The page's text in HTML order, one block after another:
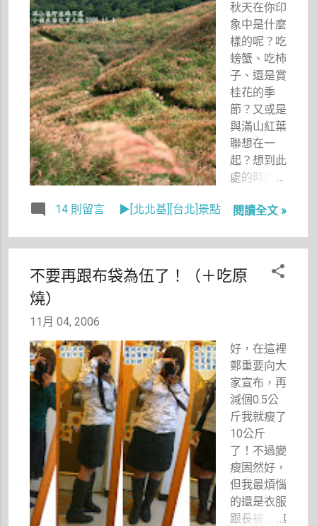
濟的解釋之
下，讀者非
常滿意她的
服務態度，
還說：「小
姐妳處理的
很好，妳叫
什麼名字？
我要請貴公
司老闆表揚
一下。」
由此可知，
傑希卡真不
是蓋的。
秋天在你印
象中是什麼
樣的呢？吃
螃蟹、吃柿
子、還是賞
桂花的季
節？又或是
與滿山紅葉
聯想在一
起？想到此
處的時候，
迴盪著周杰
「楓」，歌
「緩緩掉落
末的秋
天……」這
首歌經常在
我車上反覆
播放著。
當然，今天
我不是要跟
大家談周杰
倫，而是今
天我去走了
一趟金包里
14 則留言 ▶[北北基][台北]景點 閱讀全文 »
不要再跟布袋為伍了！（＋吃原
燒）
11月 04, 2006
好，在這裡
鄭重要向大
家宣布，再
減個0.5公
斤我就瘦了
10公斤
了！不過變
瘦固然好，
但我最煩惱
的還是衣服
跟長褲（連